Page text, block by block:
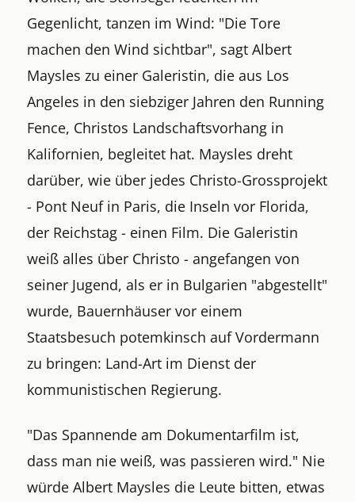
Gegenlicht, tanzen im Wind: "Die Tore
machen den Wind sichtbar", sagt Albert
Maysles zu einer Galeristin, die aus Los
Angeles in den siebziger Jahren den Running
Fence, Christos Landschaftsvorhang in
Kalifornien, begleitet hat. Maysles dreht
darüber, wie über jedes Christo-Grossprojekt
- Pont Neuf in Paris, die Inseln vor Florida,
der Reichstag - einen Film. Die Galeristin
weiß alles über Christo - angefangen von
seiner Jugend, als er in Bulgarien "abgestellt"
wurde, Bauernhäuser vor einem
Staatsbesuch potemkinsch auf Vordermann
zu bringen: Land-Art im Dienst der
kommunistischen Regierung.
"Das Spannende am Dokumentarfilm ist,
dass man nie weiß, was passieren wird." Nie
würde Albert Maysles die Leute bitten, etwas